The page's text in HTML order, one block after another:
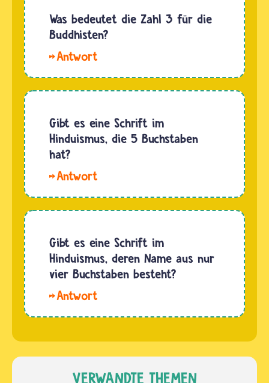
Was bedeutet die Zahl 3 für die
Buddhisten?
die an
Buddhismus
glauben
können
"Zufluchten"
suchen
und
sie bei
Buddha,
im
Dharma
Gibt es eine Schrift im
Hinduismus, die 5 Buchstaben
hat?
der
Schriften
Veden
hat fünf
Das gilt
auch für
für Shiva
Gibt es eine Schrift im
Hinduismus, deren Name aus nur
vier Buchstaben besteht?
sicher
der Veda
gemeint.
VERWANDTE THEMEN